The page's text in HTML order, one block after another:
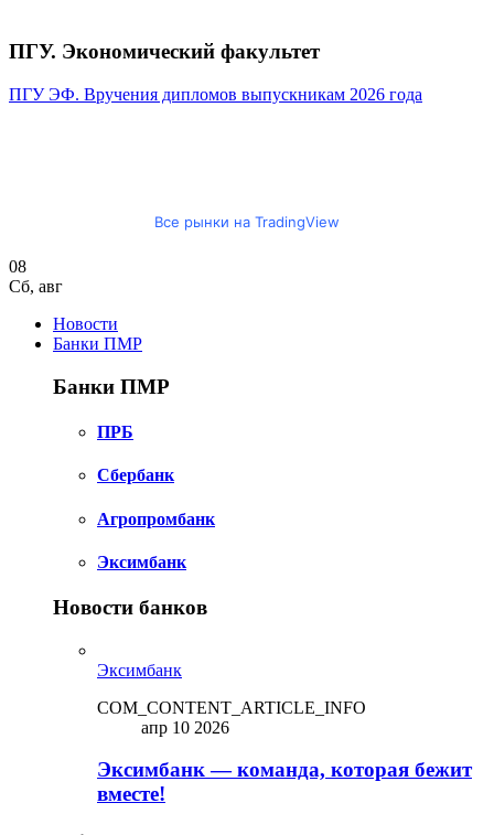
ПГУ. Экономический факультет
ПГУ ЭФ. Вручения дипломов выпускникам 2026 года
Все рынки на TradingView
08
Сб, авг
Новости
Банки ПМР
Банки ПМР
ПРБ
Сбербанк
Агропромбанк
Эксимбанк
Новости банков
Эксимбанк
COM_CONTENT_ARTICLE_INFO
апр 10 2026
Эксимбанк — команда, которая бежит
вместе!